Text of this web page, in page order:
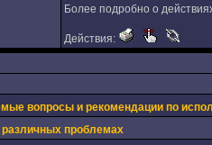
Более подробно о
Действия:
вопросы и рекомендации по
различных проблемах